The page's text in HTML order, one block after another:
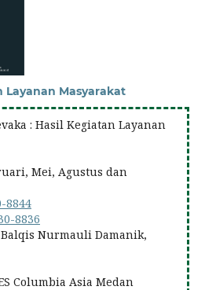
Layanan Masyarakat
: Hasil Kegiatan Layanan
Mei, Agustus dan
8844
8836
Nurmauli Damanik,
Columbia Asia Medan